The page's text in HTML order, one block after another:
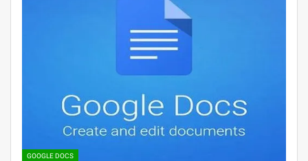
GOOGLE DOCS